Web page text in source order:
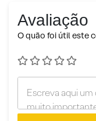
Avaliação
O quão foi útil este